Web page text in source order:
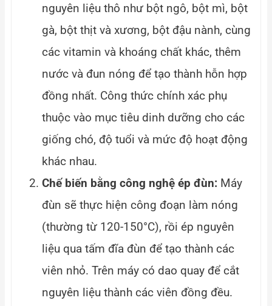
nguyên liệu thô như bột ngô, bột mì, bột
gà, bột thịt và xương, bột đậu nành, cùng
các vitamin và khoáng chất khác, thêm
nước và đun nóng để tạo thành hỗn hợp
đồng nhất. Công thức chính xác phụ
thuộc vào mục tiêu dinh dưỡng cho các
giống chó, độ tuổi và mức độ hoạt động
khác nhau.
Chế biến bằng công nghệ ép đùn: Máy
đùn sẽ thực hiện công đoạn làm nóng
(thường từ 120-150°C), rồi ép nguyên
liệu qua tấm đĩa đùn để tạo thành các
viên nhỏ. Trên máy có dao quay để cắt
nguyên liệu thành các viên đồng đều.